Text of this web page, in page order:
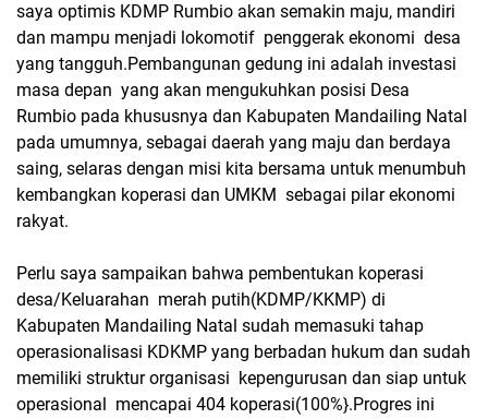
saya optimis KDMP Rumbio akan semakin maju, mandiri
dan mampu menjadi lokomotif penggerak ekonomi desa
yang tangguh.Pembangunan gedung ini adalah investasi
masa depan yang akan mengukuhkan posisi Desa
Rumbio pada khususnya dan Kabupaten Mandailing Natal
pada umumnya, sebagai daerah yang maju dan berdaya
saing, selaras dengan misi kita bersama untuk menumbuh
kembangkan koperasi dan UMKM sebagai pilar ekonomi
rakyat.
Perlu saya sampaikan bahwa pembentukan koperasi
desa/Keluarahan merah putih(KDMP/KKMP) di
Kabupaten Mandailing Natal sudah memasuki tahap
operasionalisasi KDKMP yang berbadan hukum dan sudah
memiliki struktur organisasi kepengurusan dan siap untuk
operasional mencapai 404 koperasi(100%}.Progres ini